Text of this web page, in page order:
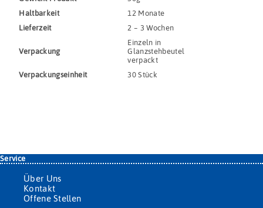
Haltbar­keit
12 Monate
Lieferzeit
2 – 3 Wochen
Verpackung
Einzeln in
Glanzstehbeutel
verpackt
Verpackungs­einheit
30 Stück
Service
Über Uns
Kontakt
Offene Stellen